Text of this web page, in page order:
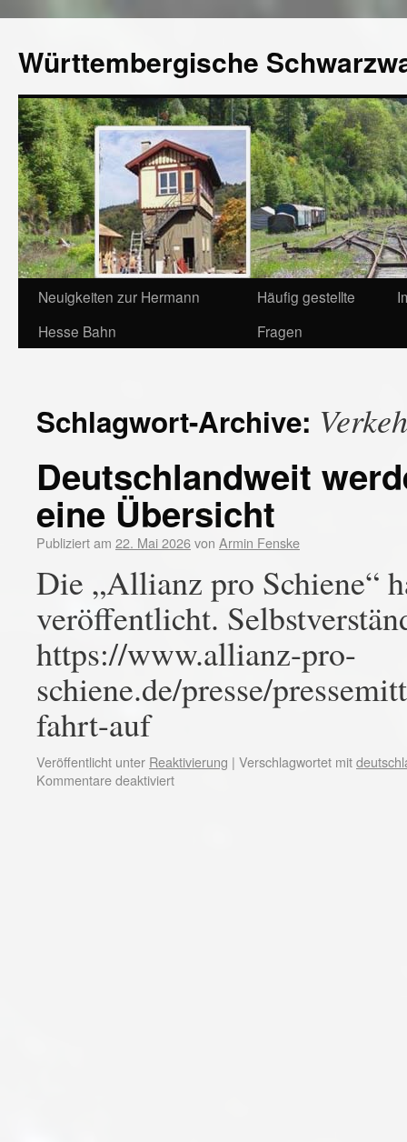
Württembergische
Neuigkeiten zur Hermann
Hesse Bahn
Häufig gestellte
Fragen
Schlagwort-Archive:
Deutschlandweit
eine Übersicht
Publiziert am 22. Mai 2026von Armin Fenske
Die „Allianz pro Schiene“
veröffentlicht.
https://www.allianz-pro-
schiene.de/presse/
fahrt-auf
Veröffentlicht unter Reaktivierung | Verschlagwortet mit
Kommentare deaktiviert